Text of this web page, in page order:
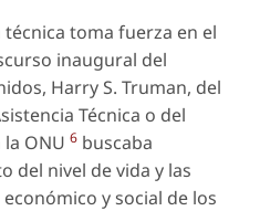
toma fuerza en el
inaugural del
Harry S. Truman, del
Técnica o del
ONU 6 buscaba
del nivel de vida y las
y social de los